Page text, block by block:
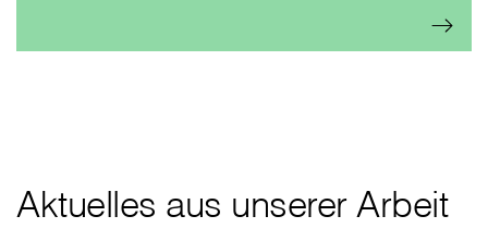
Aktuelles aus unserer Arbeit